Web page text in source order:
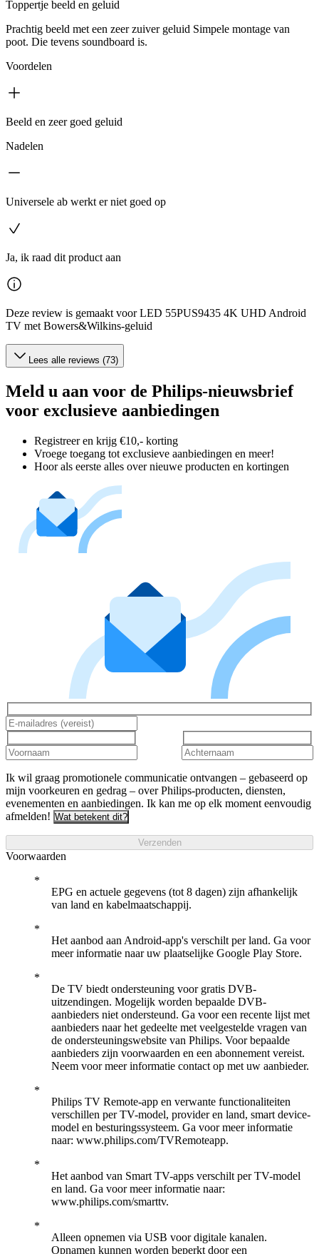
Toppertje beeld en geluid
Prachtig beeld met een zeer zuiver geluid Simpele montage van
poot. Die tevens soundboard is.
Voordelen
Beeld en zeer goed geluid
Nadelen
Universele ab werkt er niet goed op
Ja, ik raad dit product aan
Deze review is gemaakt voor LED 55PUS9435 4K UHD Android
TV met Bowers&Wilkins-geluid
Lees alle reviews (73)
Meld u aan voor de Philips-nieuwsbrief
voor exclusieve aanbiedingen
Registreer en krijg €10,- korting
Vroege toegang tot exclusieve aanbiedingen en meer!
Hoor als eerste alles over nieuwe producten en kortingen
Ik wil graag promotionele communicatie ontvangen – gebaseerd op
mijn voorkeuren en gedrag – over Philips-producten, diensten,
evenementen en aanbiedingen. Ik kan me op elk moment eenvoudig
afmelden! Wat betekent dit?
Verzenden
Voorwaarden
EPG en actuele gegevens (tot 8 dagen) zijn afhankelijk
van land en kabelmaatschappij.
Het aanbod aan Android-app's verschilt per land. Ga voor
meer informatie naar uw plaatselijke Google Play Store.
De TV biedt ondersteuning voor gratis DVB-
uitzendingen. Mogelijk worden bepaalde DVB-
aanbieders niet ondersteund. Ga voor een recente lijst met
aanbieders naar het gedeelte met veelgestelde vragen van
de ondersteuningswebsite van Philips. Voor bepaalde
aanbieders zijn voorwaarden en een abonnement vereist.
Neem voor meer informatie contact op met uw aanbieder.
Philips TV Remote-app en verwante functionaliteiten
verschillen per TV-model, provider en land, smart device-
model en besturingssysteem. Ga voor meer informatie
naar: www.philips.com/TVRemoteapp.
Het aanbod van Smart TV-apps verschilt per TV-model
en land. Ga voor meer informatie naar:
www.philips.com/smarttv.
Alleen opnemen via USB voor digitale kanalen.
Opnamen kunnen worden beperkt door een